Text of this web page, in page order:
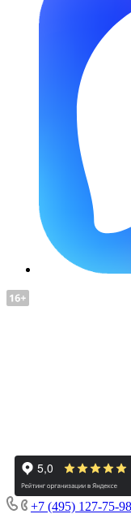
+7 (495) 127-75-98